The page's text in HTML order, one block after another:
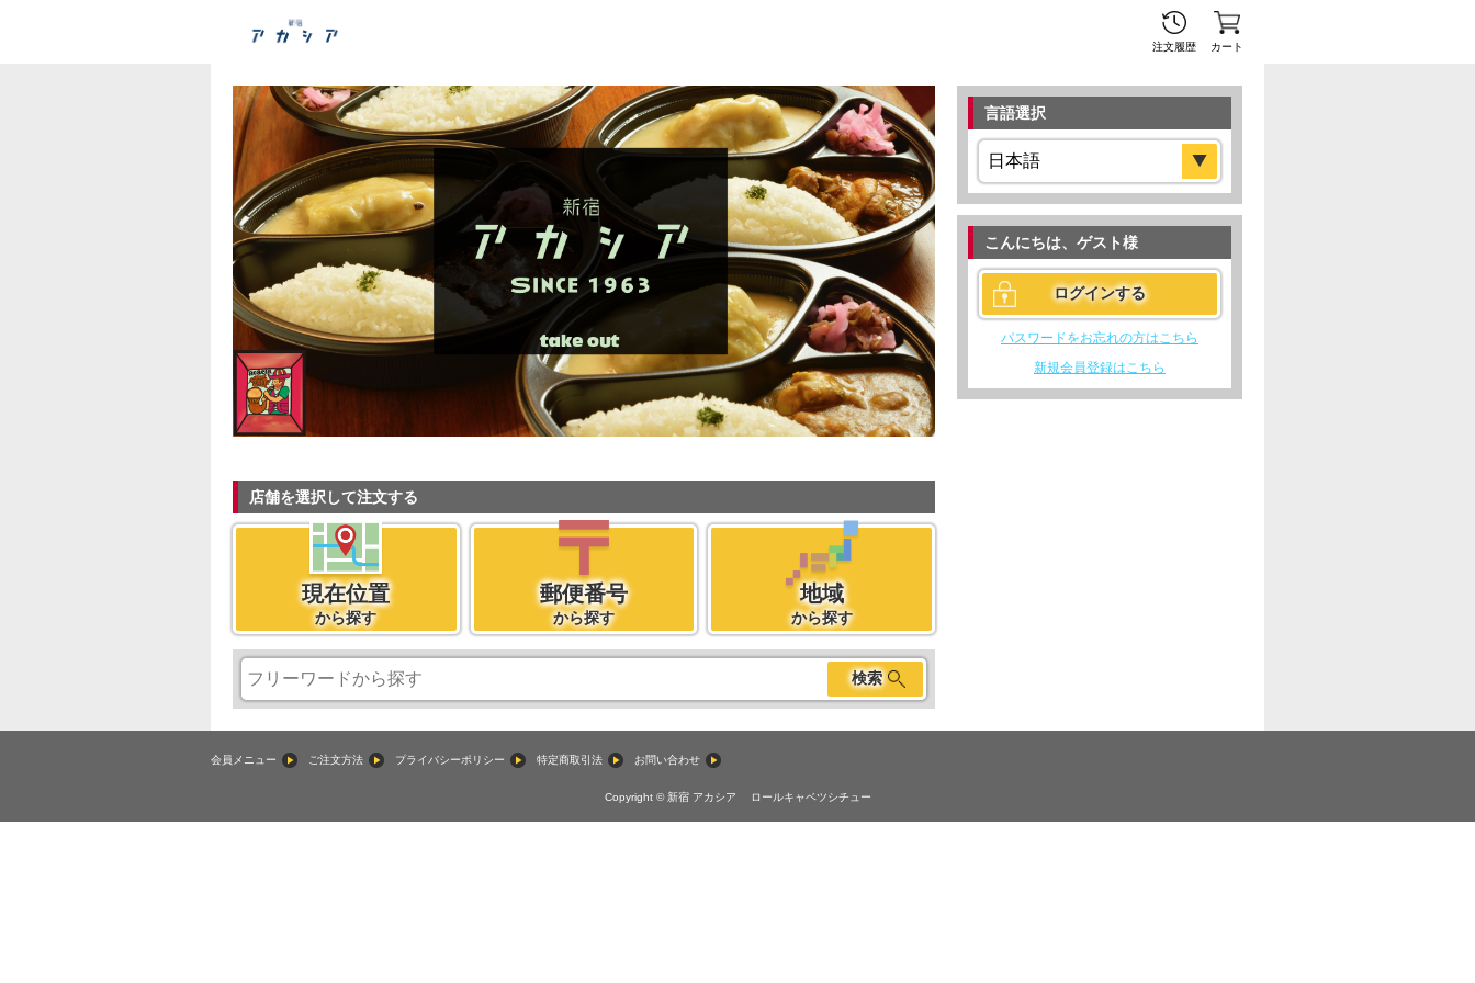
注文履歴 カート
店舗を選択して注文する
現在位置
から探す
郵便番号
から探す
地域
から探す
現在位置
検索
言語選択
こんにちは、 ゲスト様
パスワードをお忘れの方はこちら
新規会員登録はこちら
会員メニュー ご注文方法 プライバシーポリシー 特定商取引法 お問い合わせ
Copyright © 新宿 アカシア ロールキャベツシチュー